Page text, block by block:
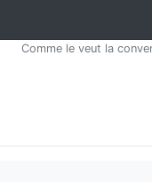
Comme le veut la